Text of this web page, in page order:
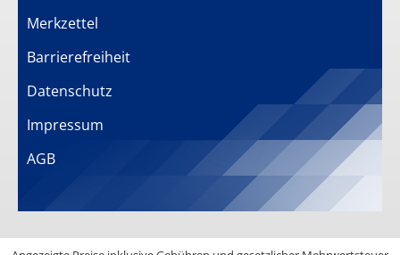
Merkzettel
Barrierefreiheit
Datenschutz
Impressum
AGB